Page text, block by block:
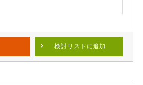
検討リスト に追加